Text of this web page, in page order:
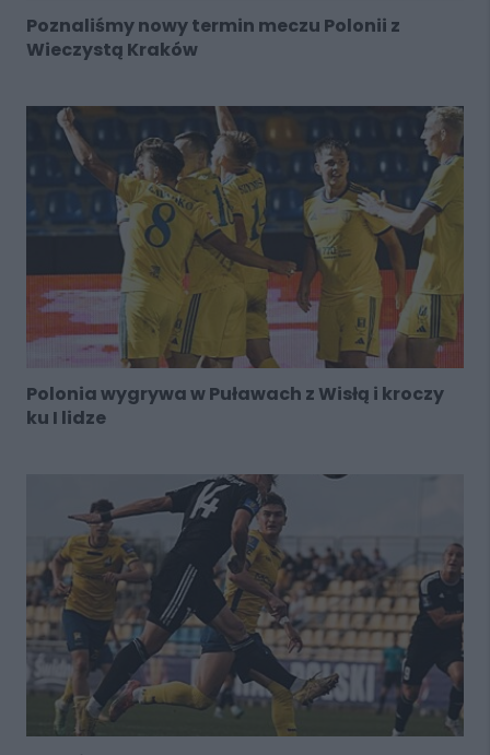
Poznaliśmy nowy termin meczu Polonii z
Wieczystą Kraków
Polonia wygrywa w Puławach z Wisłą i kroczy
ku I lidze